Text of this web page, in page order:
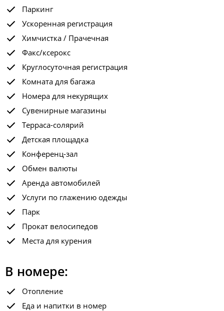
Паркинг
Ускоренная регистрация
Химчистка / Прачечная
Факс/ксерокс
Круглосуточная регистрация
Комната для багажа
Номера для некурящих
Сувенирные магазины
Терраса-солярий
Детская площадка
Конференц-зал
Обмен валюты
Аренда автомобилей
Услуги по глажению одежды
Парк
Прокат велосипедов
Места для курения
В номере:
Отопление
Еда и напитки в номер